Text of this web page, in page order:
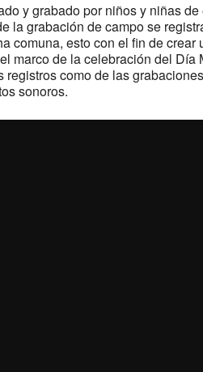
y grabado por niños y niñas
la grabación de campo se
comuna, esto con el fin de crear
marco de la celebración del
como de las
sonoros.